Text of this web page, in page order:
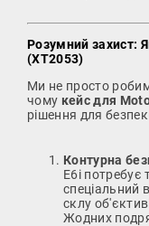
Розумний захист:
(XT2053)
Ми не просто
чому кейс для
рішення для
Контурна
E6i потребує
спеціальний
склу
Жодних